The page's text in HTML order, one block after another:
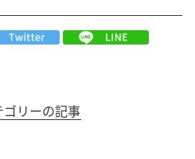
ゴリーの記事